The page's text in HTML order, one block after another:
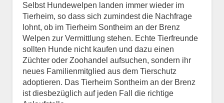
Informationen über das
Tier.
Art des Tiers*
Selbst Hundewelpen landen immer wieder im
Tierheim, so dass sich zumindest die Nachfrage
lohnt, ob im Tierheim Sontheim an der Brenz
Welpen zur Vermittlung stehen. Echte Tierfreunde
sollten Hunde nicht kaufen und dazu einen
Züchter oder Zoohandel aufsuchen, sondern ihr
neues Familienmitglied aus dem Tierschutz
adoptieren. Das Tierheim Sontheim an der Brenz
ist diesbezüglich auf jeden Fall die richtige